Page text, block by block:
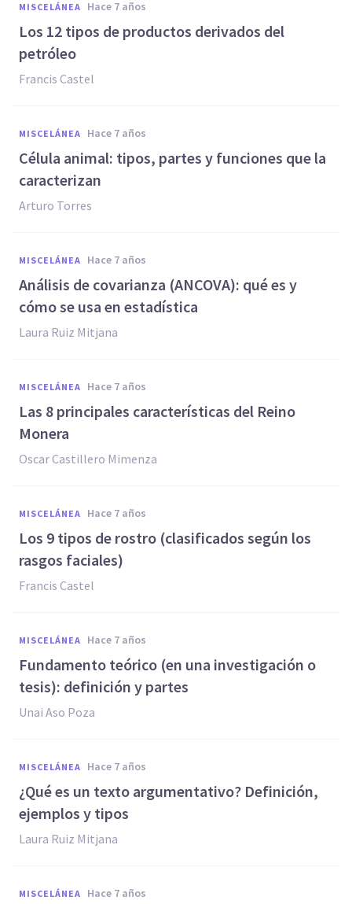
MISCELÁNEA hace 7 años
Los 12 tipos de productos derivados del
petróleo
Francis Castel
MISCELÁNEA hace 7 años
Célula animal: tipos, partes y funciones que la
caracterizan
Arturo Torres
MISCELÁNEA hace 7 años
Análisis de covarianza (ANCOVA): qué es y
cómo se usa en estadística
Laura Ruiz Mitjana
MISCELÁNEA hace 7 años
Las 8 principales características del Reino
Monera
Oscar Castillero Mimenza
MISCELÁNEA hace 7 años
Los 9 tipos de rostro (clasificados según los
rasgos faciales)
Francis Castel
MISCELÁNEA hace 7 años
Fundamento teórico (en una investigación o
tesis): definición y partes
Unai Aso Poza
MISCELÁNEA hace 7 años
¿Qué es un texto argumentativo? Definición,
ejemplos y tipos
Laura Ruiz Mitjana
MISCELÁNEA hace 7 años